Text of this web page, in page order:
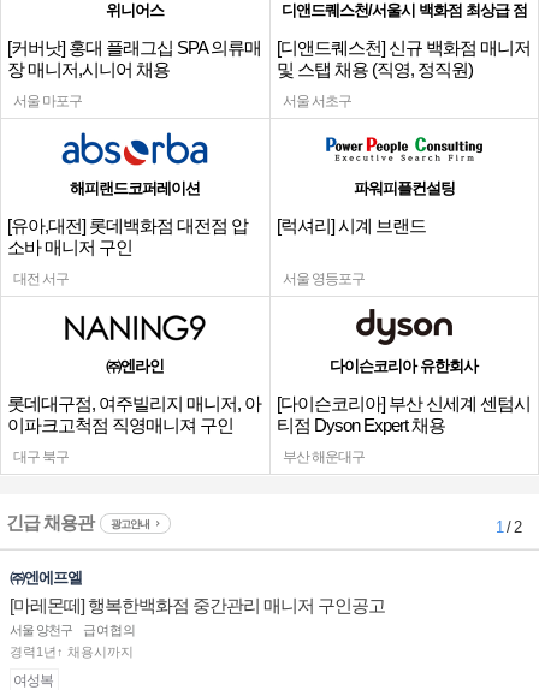
위니어스
[커버낫] 홍대 플래그십 SPA 의류매
장 매니저,시니어 채용
서울 마포구
디앤드퀘스천/서울시 백화점 최상급 점
[디앤드퀘스천] 신규 백화점 매니저
및 스탭 채용 (직영, 정직원)
서울 서초구
해피랜드코퍼레이션
[유아,대전] 롯데백화점 대전점 압
소바 매니저 구인
대전 서구
파워피플컨설팅
[럭셔리] 시계 브랜드
서울 영등포구
㈜엔라인
롯데대구점, 여주빌리지 매니저, 아
이파크고척점 직영매니져 구인
대구 북구
다이슨코리아 유한회사
[다이슨코리아] 부산 신세계 센텀시
티점 Dyson Expert 채용
부산 해운대구
긴급 채용관 광고안내 1/ 2
㈜엔에프엘
[마레몬떼] 행복한백화점 중간관리 매니저 구인공고
서울 양천구
급여협의
경력1년↑ 채용시까지
여성복